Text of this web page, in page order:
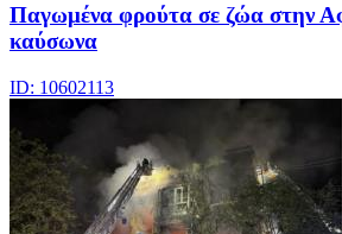
Παγωμένα φρούτα σε ζώα στην
καύσωνα
ID: 10602113